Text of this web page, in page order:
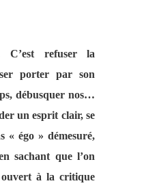
C’est refuser la
porter par son
débusquer nos…
un esprit clair, se
« égo » démesuré,
sachant que l’on
à la critique